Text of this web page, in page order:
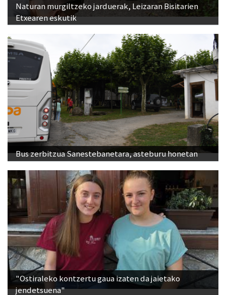
Naturan murgiltzeko jarduerak, Leizaran Bisitarien
Etxearen eskutik
Bus zerbitzua Sanestebanetara, asteburu honetan
"Ostiraleko kontzertu gaua izaten da jaietako
jendetsuena"